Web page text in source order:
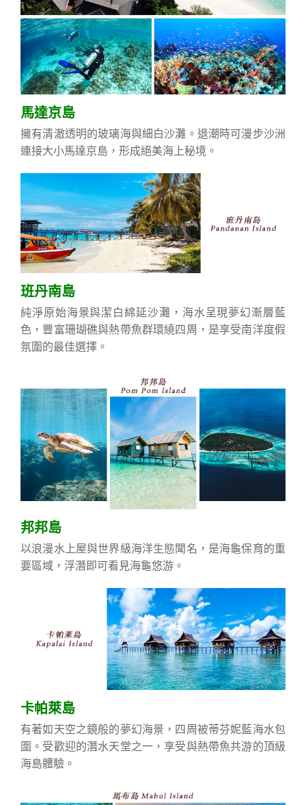
馬達京島
擁有清澈透明的玻璃海與細白沙灘。退潮時可漫步沙洲
連接大小馬達京島，形成絕美海上秘境。
班丹南島
純淨原始海景與潔白綿延沙灘，海水呈現夢幻漸層藍
色，豐富珊瑚礁與熱帶魚群環繞四周，是享受南洋度假
氛圍的最佳選擇。
邦邦島
以浪漫水上屋與世界級海洋生態聞名，是海龜保育的重
要區域，浮潛即可看見海龜悠游。
卡帕萊島
有著如天空之鏡般的夢幻海景，四周被蒂芬妮藍海水包
圍。受歡迎的潛水天堂之一，享受與熱帶魚共游的頂級
海島體驗。